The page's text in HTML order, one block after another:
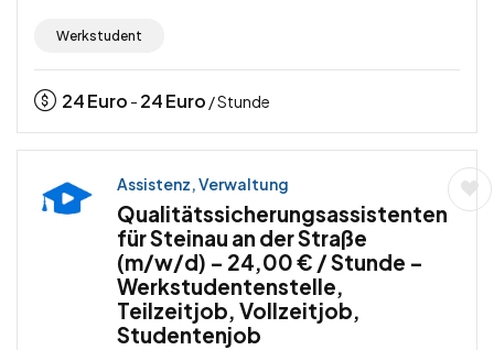
Werkstudent
24Euro - 24Euro / Stunde
Assistenz, Verwaltung
Qualitätssicherungsassistenten
für Steinau an der Straße
(m/w/d) – 24,00 € / Stunde –
Werkstudentenstelle,
Teilzeitjob, Vollzeitjob,
Studentenjob